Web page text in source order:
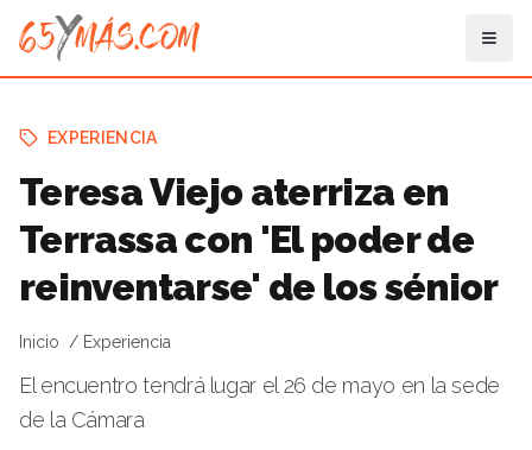
EXPERIENCIA
Teresa Viejo aterriza en
Terrassa con 'El poder de
reinventarse' de los sénior
Inicio Experiencia
El encuentro tendrá lugar el 26 de mayo en la sede
de la Cámara